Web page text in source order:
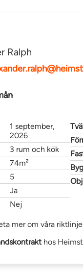
Ralph
1 september,
2026
3 rum och kök
74m²
5
Ja
Nej
mer om våra
hos